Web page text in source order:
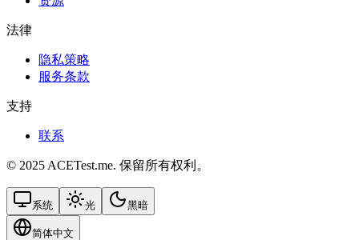
法律
隐私策略
服务条款
支持
联系
© 2025 ACETest.me. 保留所有权利。
系统 光 黑暗
简体中文